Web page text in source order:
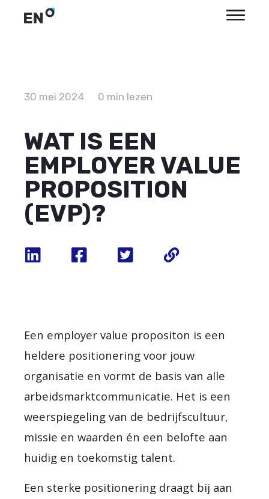
30 mei 2024 0 min lezen
WAT IS EEN
EMPLOYER VALUE
PROPOSITION
(EVP)?
Een employer value propositon is een
heldere positionering voor jouw
organisatie en vormt de basis van alle
arbeidsmarktcommunicatie. Het is een
weerspiegeling van de bedrijfscultuur,
missie en waarden én een belofte aan
huidig en toekomstig talent.
Een sterke positionering draagt bij aan